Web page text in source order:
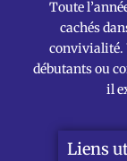
Toute
cachés
convivialité.
débutants ou
il
Liens